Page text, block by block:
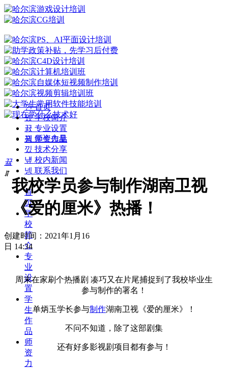
낀 首页
뀄 学校简介
뀴 专业设置
끡 学生作品
뀡 师资力量
낐 技术分享
넆 校内新闻
넹 联系我们
끀
ꁲ
首
页
学
校
简
介
专
业
设
置
学
生
作
品
师
资
力
我校学员参与制作湖南卫视
《爱的厘米》热播！
创建时间： 2021年1月16
日 14:34
周末在家刷个热播剧 凑巧又在片尾捕捉到了我校毕业生
参与制作的署名！
单炳玉学长参与制作湖南卫视《爱的厘米》！
不问不知道，除了这部剧集
还有好多影视剧项目都有参与！